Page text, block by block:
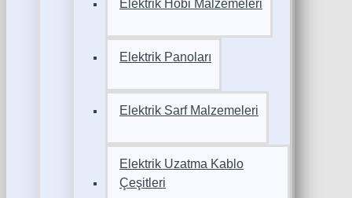
Elektrik Hobi Malzemeleri
Elektrik Panoları
Elektrik Sarf Malzemeleri
Elektrik Uzatma Kablo
Çeşitleri